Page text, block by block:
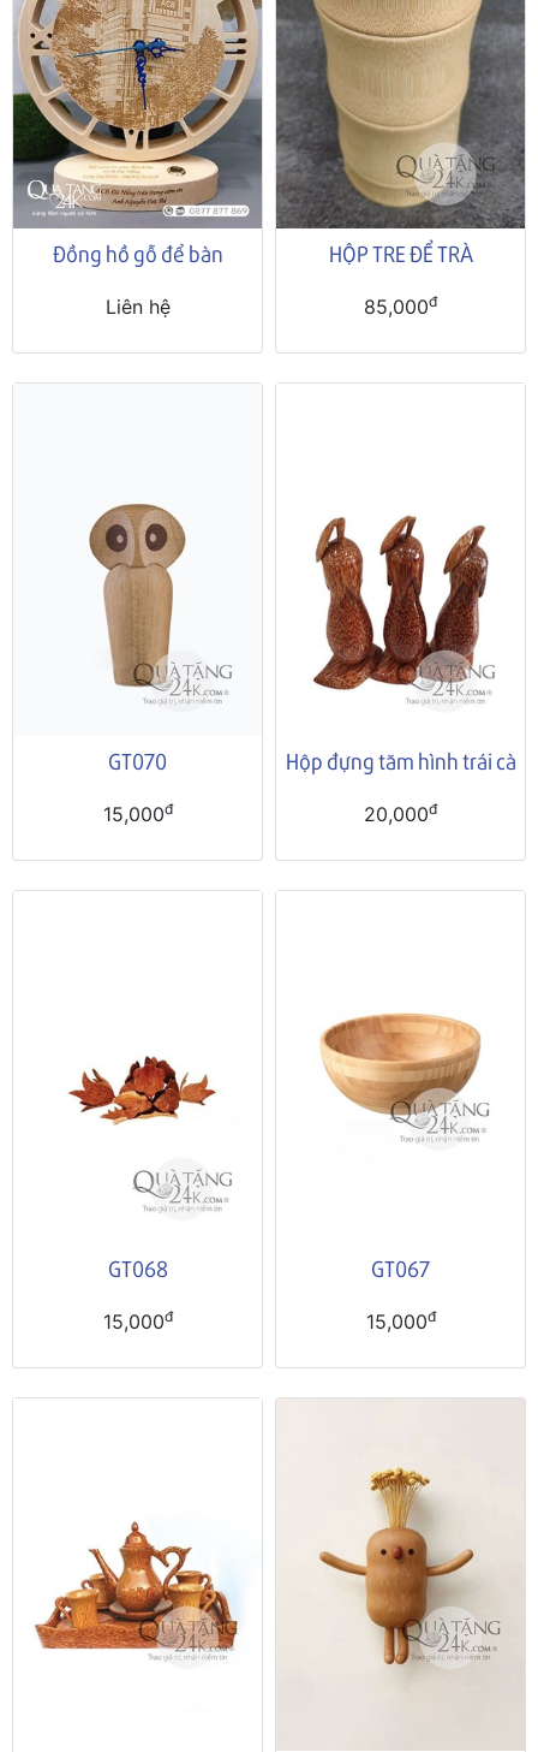
Đồng hồ gỗ để bàn
Liên hệ
HỘP TRE ĐỂ TRÀ
85,000đ
GT070
15,000đ
Hộp đựng tăm hình trái cà
20,000đ
GT068
15,000đ
GT067
15,000đ